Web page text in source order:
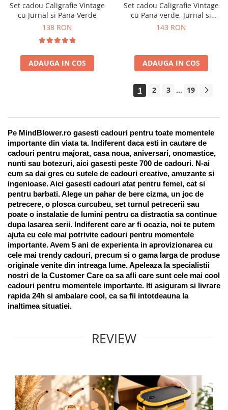
Set cadou Caligrafie Vintage
cu Jurnal si Pana Verde
138 RON
ADAUGA IN COS
Set cadou Caligrafie Vintage
cu Pana verde, Jurnal si
Suport pentru stilou, 9 piese
143 RON
ADAUGA IN COS
1 2 3 ... 19
Pe MindBlower.ro gasesti cadouri pentru toate momentele
importante din viata ta. Indiferent daca esti in cautare de
cadouri pentru majorat, casa noua, aniversari, onomastice,
nunti sau botezuri, aici gasesti peste 700 de cadouri. N-ai
cum sa dai gres cu sutele de cadouri creative, amuzante si
ingenioase. Aici gasesti cadouri atat pentru femei, cat si
pentru barbati. Alege un pahar de bere cizma, un joc de
petrecere, o plosca curcubeu, set turnul petrecerii sau
poate o instalatie de lumini pentru ca distractia sa continue
dupa lasarea serii. Indiferent care ar fi ocazia, noi te putem
ajuta cu cele mai potrivite cadouri pentru momentele
importante. Avem 5 ani de experienta in aprovizionarea cu
cele mai trendy cadouri, precum si o gama larga de produse
originale venite din intreaga lume. Apeleaza la specialistii
nostri de la Customer Care ca sa afli care sunt cele mai cool
cadouri pentru momentele importante. Iti asiguram si livrare
rapida 24h si ambalare cool, ca sa fii intotdeauna la
inaltimea situatiei.
REVIEW